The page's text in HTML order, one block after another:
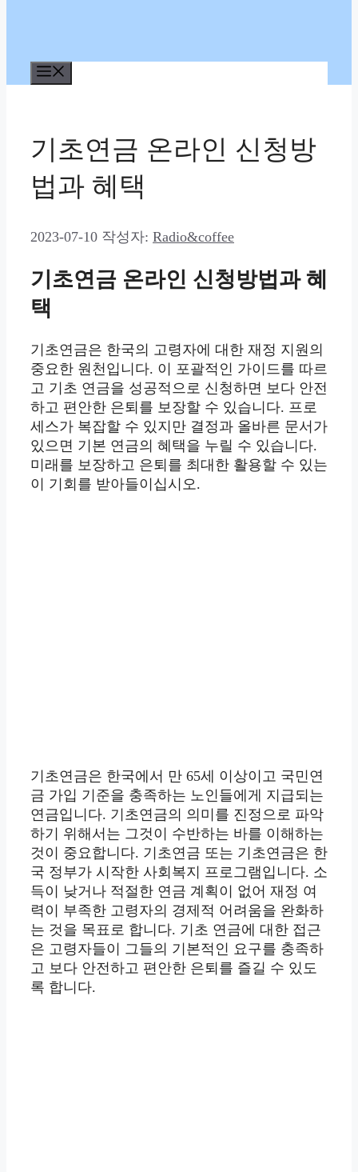
기초연금 온라인 신청방
법과 혜택
2023-07-10 작성자: Radio&coffee
기초연금 온라인 신청방법과 혜
택
기초연금은 한국의 고령자에 대한 재정 지원의
중요한 원천입니다. 이 포괄적인 가이드를 따르
고 기초 연금을 성공적으로 신청하면 보다 안전
하고 편안한 은퇴를 보장할 수 있습니다. 프로
세스가 복잡할 수 있지만 결정과 올바른 문서가
있으면 기본 연금의 혜택을 누릴 수 있습니다.
미래를 보장하고 은퇴를 최대한 활용할 수 있는
이 기회를 받아들이십시오.
기초연금은 한국에서 만 65세 이상이고 국민연
금 가입 기준을 충족하는 노인들에게 지급되는
연금입니다. 기초연금의 의미를 진정으로 파악
하기 위해서는 그것이 수반하는 바를 이해하는
것이 중요합니다. 기초연금 또는 기초연금은 한
국 정부가 시작한 사회복지 프로그램입니다. 소
득이 낮거나 적절한 연금 계획이 없어 재정 여
력이 부족한 고령자의 경제적 어려움을 완화하
는 것을 목표로 합니다. 기초 연금에 대한 접근
은 고령자들이 그들의 기본적인 요구를 충족하
고 보다 안전하고 편안한 은퇴를 즐길 수 있도
록 합니다.